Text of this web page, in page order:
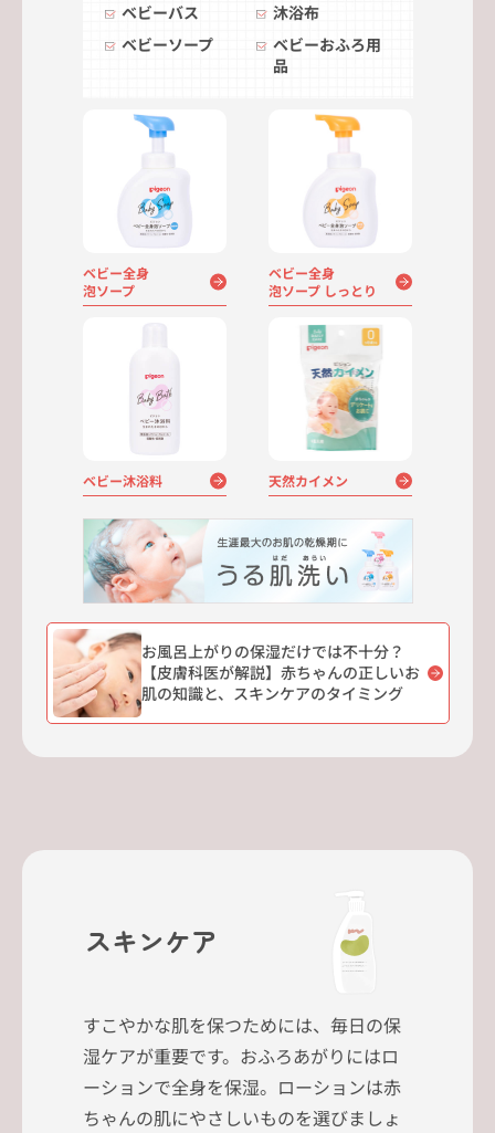
ベビーバス
沐浴布
ベビーソープ
ベビーおふろ用
品
ベビー全身
泡ソープ
ベビー全身
泡ソープ しっとり
ベビー沐浴料 天然カイメン
お風呂上がりの保湿だけでは不十分？
【皮膚科医が解説】赤ちゃんの正しいお
肌の知識と、スキンケアのタイミング
スキンケア
すこやかな肌を保つためには、毎日の保
湿ケアが重要です。おふろあがりにはロ
ーションで全身を保湿。ローションは赤
ちゃんの肌にやさしいものを選びましょ